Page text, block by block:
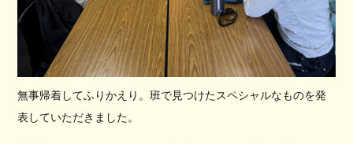
無事帰着してふりかえり。班で見つけたスペシャルなものを発
表していただきました。